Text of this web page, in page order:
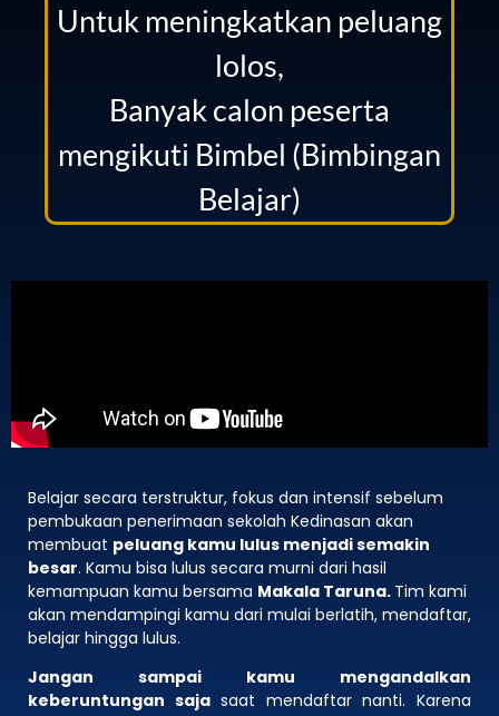
Untuk meningkatkan peluang
lolos,
Banyak calon peserta
mengikuti Bimbel (Bimbingan
Belajar)
Belajar secara terstruktur, fokus dan intensif sebelum
pembukaan penerimaan sekolah Kedinasan akan
membuat peluang kamu lulus menjadi semakin
besar. Kamu bisa lulus secara murni dari hasil
kemampuan kamu bersama Makala Taruna. Tim kami
akan mendampingi kamu dari mulai berlatih, mendaftar,
belajar hingga lulus.
Jangan sampai kamu mengandalkan
keberuntungan sajasaat mendaftar nanti. Karena